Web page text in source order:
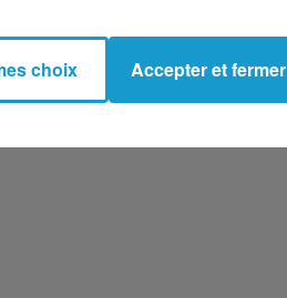
à partir de 13h sur place.
choix Accepter et fermer